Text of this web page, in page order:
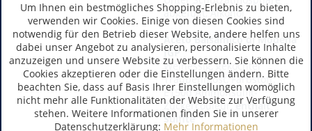
abgefüllt, Alkohol
Aceto Balsamico di Modena
IGP
Weinessig, gekochter
Traubenmost, Farbstoff:
E150d Ammonsulfit-
Zuckercouleur,enthält
Sulfite
Um Ihnen ein bestmögliches Shopping-Erlebnis zu bieten,
verwenden wir Cookies. Einige von diesen Cookies sind
notwendig für den Betrieb dieser Website, andere helfen uns
dabei unser Angebot zu analysieren, personalisierte Inhalte
anzuzeigen und unsere Website zu verbessern. Sie können die
Cookies akzeptieren oder die Einstellungen ändern. Bitte
beachten Sie, dass auf Basis Ihrer Einstellungen womöglich
nicht mehr alle Funktionalitäten der Website zur Verfügung
stehen. Weitere Informationen finden Sie in unserer
Datenschutzerklärung: Mehr Informationen